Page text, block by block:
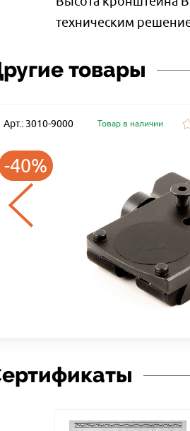
техническим
товары
Арт.: 3010-9000 Товар в наличии
-40%